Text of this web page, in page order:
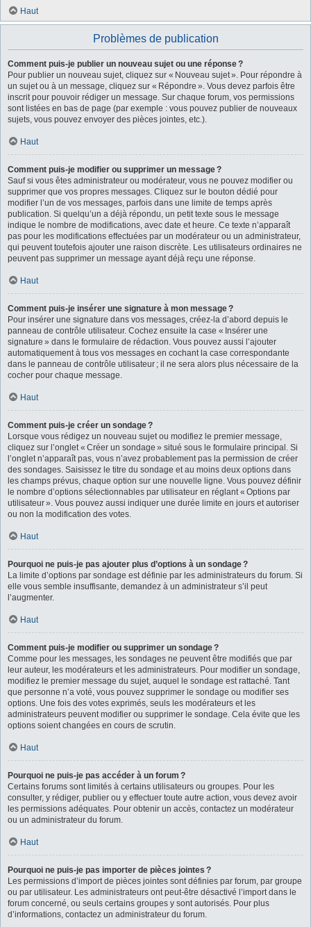
Haut
Problèmes de publication
Comment puis-je publier un nouveau sujet ou une réponse ?
Pour publier un nouveau sujet, cliquez sur « Nouveau sujet ». Pour répondre à
un sujet ou à un message, cliquez sur « Répondre ». Vous devez parfois être
inscrit pour pouvoir rédiger un message. Sur chaque forum, vos permissions
sont listées en bas de page (par exemple : vous pouvez publier de nouveaux
sujets, vous pouvez envoyer des pièces jointes, etc.).
Haut
Comment puis-je modifier ou supprimer un message ?
Sauf si vous êtes administrateur ou modérateur, vous ne pouvez modifier ou
supprimer que vos propres messages. Cliquez sur le bouton dédié pour
modifier l’un de vos messages, parfois dans une limite de temps après
publication. Si quelqu’un a déjà répondu, un petit texte sous le message
indique le nombre de modifications, avec date et heure. Ce texte n’apparaît
pas pour les modifications effectuées par un modérateur ou un administrateur,
qui peuvent toutefois ajouter une raison discrète. Les utilisateurs ordinaires ne
peuvent pas supprimer un message ayant déjà reçu une réponse.
Haut
Comment puis-je insérer une signature à mon message ?
Pour insérer une signature dans vos messages, créez-la d’abord depuis le
panneau de contrôle utilisateur. Cochez ensuite la case « Insérer une
signature » dans le formulaire de rédaction. Vous pouvez aussi l’ajouter
automatiquement à tous vos messages en cochant la case correspondante
dans le panneau de contrôle utilisateur ; il ne sera alors plus nécessaire de la
cocher pour chaque message.
Haut
Comment puis-je créer un sondage ?
Lorsque vous rédigez un nouveau sujet ou modifiez le premier message,
cliquez sur l’onglet « Créer un sondage » situé sous le formulaire principal. Si
l’onglet n’apparaît pas, vous n’avez probablement pas la permission de créer
des sondages. Saisissez le titre du sondage et au moins deux options dans
les champs prévus, chaque option sur une nouvelle ligne. Vous pouvez définir
le nombre d’options sélectionnables par utilisateur en réglant « Options par
utilisateur ». Vous pouvez aussi indiquer une durée limite en jours et autoriser
ou non la modification des votes.
Haut
Pourquoi ne puis-je pas ajouter plus d’options à un sondage ?
La limite d’options par sondage est définie par les administrateurs du forum. Si
elle vous semble insuffisante, demandez à un administrateur s’il peut
l’augmenter.
Haut
Comment puis-je modifier ou supprimer un sondage ?
Comme pour les messages, les sondages ne peuvent être modifiés que par
leur auteur, les modérateurs et les administrateurs. Pour modifier un sondage,
modifiez le premier message du sujet, auquel le sondage est rattaché. Tant
que personne n’a voté, vous pouvez supprimer le sondage ou modifier ses
options. Une fois des votes exprimés, seuls les modérateurs et les
administrateurs peuvent modifier ou supprimer le sondage. Cela évite que les
options soient changées en cours de scrutin.
Haut
Pourquoi ne puis-je pas accéder à un forum ?
Certains forums sont limités à certains utilisateurs ou groupes. Pour les
consulter, y rédiger, publier ou y effectuer toute autre action, vous devez avoir
les permissions adéquates. Pour obtenir un accès, contactez un modérateur
ou un administrateur du forum.
Haut
Pourquoi ne puis-je pas importer de pièces jointes ?
Les permissions d’import de pièces jointes sont définies par forum, par groupe
ou par utilisateur. Les administrateurs ont peut-être désactivé l’import dans le
forum concerné, ou seuls certains groupes y sont autorisés. Pour plus
d’informations, contactez un administrateur du forum.